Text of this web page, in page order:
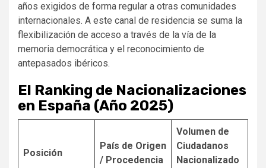
años exigidos de forma regular a otras comunidades
internacionales. A este canal de residencia se suma la
flexibilización de acceso a través de la vía de la
memoria democrática y el reconocimiento de
antepasados ibéricos.
El Ranking de Nacionalizaciones
en España (Año 2025)
Posición
País de Origen
/ Procedencia
Volumen de
Ciudadanos
Nacionalizado